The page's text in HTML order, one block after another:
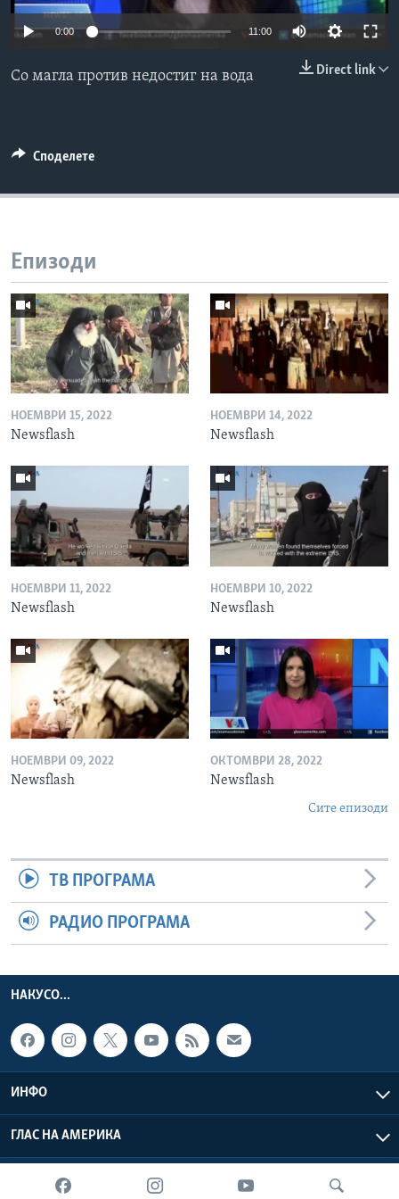
ИНТЕРВЈУА
Јазици
0:00 11:00
Direct link
Со магла против недостиг на вода
Споделете
Епизоди
НОЕМВРИ 15, 2022
Newsflash
НОЕМВРИ 14, 2022
Newsflash
НОЕМВРИ 11, 2022
Newsflash
НОЕМВРИ 10, 2022
Newsflash
НОЕМВРИ 09, 2022
Newsflash
ОКТОМВРИ 28, 2022
Newsflash
Сите епизоди
ТВ ПРОГРАМА
РАДИО ПРОГРАМА
НАКУСО...
ИНФО
ГЛАС НА АМЕРИКА
Глас на Америка © 2026 VOA, Inc. Сите права задржани.